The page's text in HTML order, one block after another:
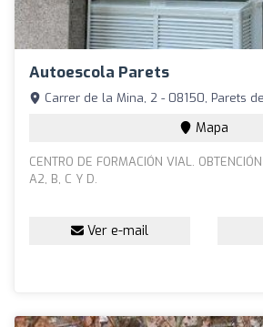
Autoescola Parets
Carrer de la Mina, 2 - 08150, Parets
Mapa
CENTRO DE FORMACIÓN VIAL.
A2, B, C Y D.
Ver e-mail